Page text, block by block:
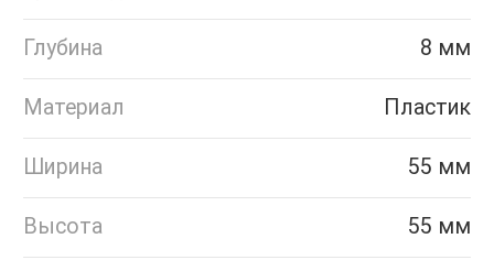
Глубина 8 мм
Материал Пластик
Ширина 55 мм
Высота 55 мм